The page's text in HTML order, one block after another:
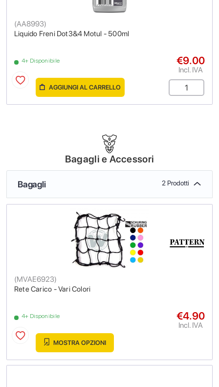
Liquido Freni Dot3&4 Motul - 500ml
(AA8993)
4+ Disponibile €9.00
Incl. IVA
AGGIUNGI AL CARRELLO
Bagagli e Accessori
Bagagli 2 Prodotti
Rete Carico - Vari Colori
(MVAE6923)
4+ Disponibile €4.90
Incl. IVA
MOSTRA OPZIONI